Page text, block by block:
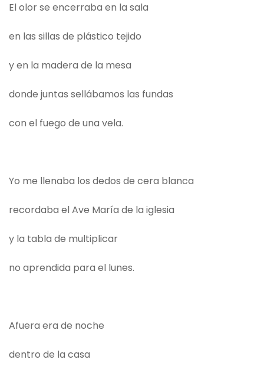
El olor se encerraba en la sala
en las sillas de plástico tejido
y en la madera de la mesa
donde juntas sellábamos las fundas
con el fuego de una vela.
Yo me llenaba los dedos de cera blanca
recordaba el Ave María de la iglesia
y la tabla de multiplicar
no aprendida para el lunes.
Afuera era de noche
dentro de la casa